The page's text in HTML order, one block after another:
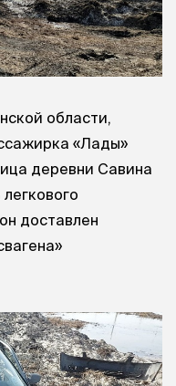
области,
«Лады»
деревни Савина
доставлен